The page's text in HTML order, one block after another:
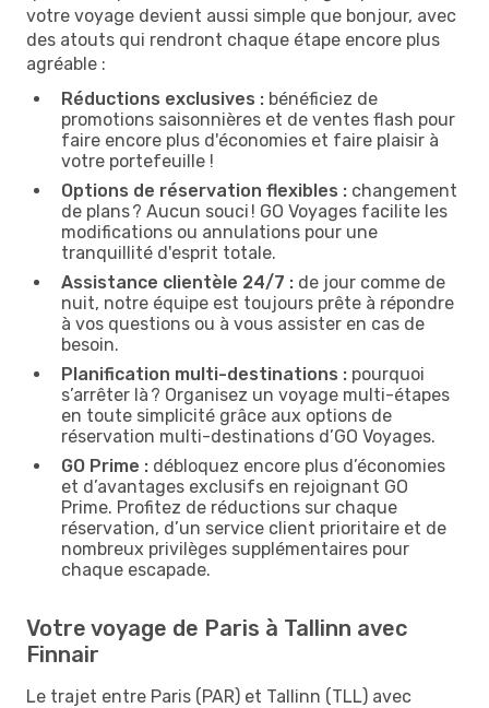
votre voyage devient aussi simple que bonjour, avec
des atouts qui rendront chaque étape encore plus
agréable :
Réductions exclusives : bénéficiez de
promotions saisonnières et de ventes flash pour
faire encore plus d'économies et faire plaisir à
votre portefeuille !
Options de réservation flexibles : changement
de plans ? Aucun souci ! GO Voyages facilite les
modifications ou annulations pour une
tranquillité d'esprit totale.
Assistance clientèle 24/7 : de jour comme de
nuit, notre équipe est toujours prête à répondre
à vos questions ou à vous assister en cas de
besoin.
Planification multi-destinations : pourquoi
s’arrêter là ? Organisez un voyage multi-étapes
en toute simplicité grâce aux options de
réservation multi-destinations d’GO Voyages.
GO Prime : débloquez encore plus d’économies
et d’avantages exclusifs en rejoignant GO
Prime. Profitez de réductions sur chaque
réservation, d’un service client prioritaire et de
nombreux privilèges supplémentaires pour
chaque escapade.
Votre voyage de Paris à Tallinn avec
Finnair
Le trajet entre Paris (PAR) et Tallinn (TLL) avec